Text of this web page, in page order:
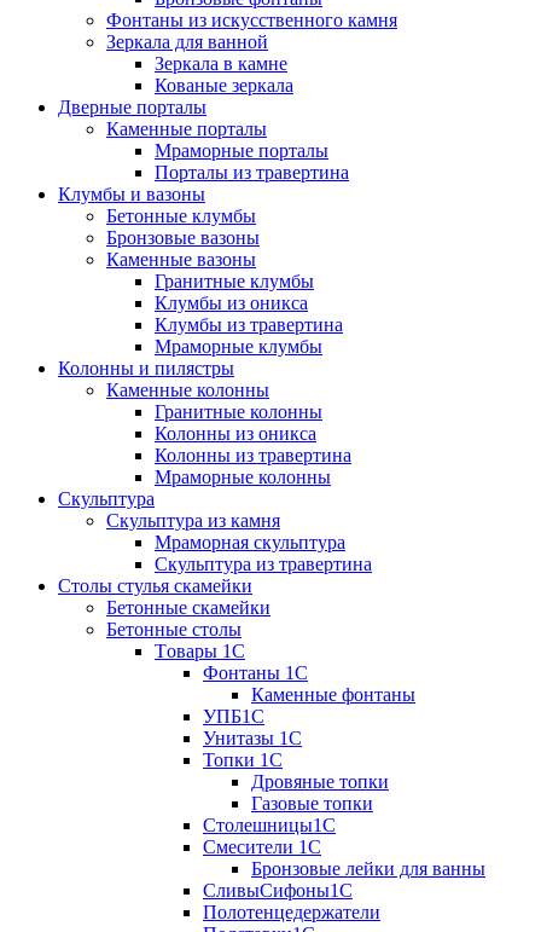
Фонтаны из искусственного камня
Зеркала для ванной
Зеркала в камне
Кованые зеркала
Дверные порталы
Каменные порталы
Мраморные порталы
Порталы из травертина
Клумбы и вазоны
Бетонные клумбы
Бронзовые вазоны
Каменные вазоны
Гранитные клумбы
Клумбы из оникса
Клумбы из травертина
Мраморные клумбы
Колонны и пилястры
Каменные колонны
Гранитные колонны
Колонны из оникса
Колонны из травертина
Мраморные колонны
Скульптура
Скульптура из камня
Мраморная скульптура
Скульптура из травертина
Столы стулья скамейки
Бетонные скамейки
Бетонные столы
Tовары 1C
Фонтаны 1C
Каменные фонтаны
УПБ1С
Унитазы 1С
Топки 1С
Дровяные топки
Газовые топки
Столешницы1С
Смесители 1С
Бронзовые лейки для ванны
СливыСифоны1С
Полотенцедержатели